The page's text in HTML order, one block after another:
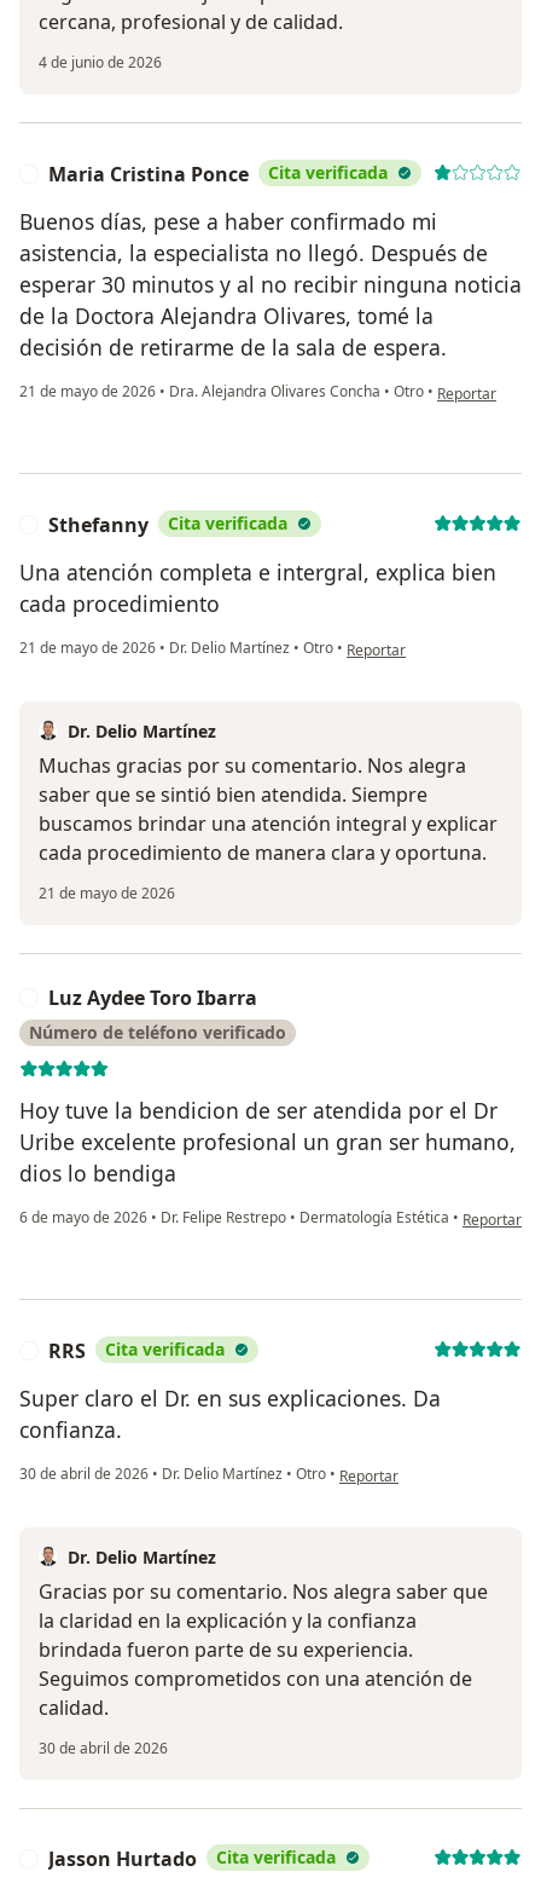
cercana, profesional y de calidad.
4 de junio de 2026
Maria Cristina Ponce Cita verificada
Buenos días, pese a haber confirmado mi
asistencia, la especialista no llegó. Después de
esperar 30 minutos y al no recibir ninguna noticia
de la Doctora Alejandra Olivares, tomé la
decisión de retirarme de la sala de espera.
21 de mayo de 2026 • Dra. Alejandra Olivares Concha • Otro • en opinión del
Reportar
Sthefanny Cita verificada
Una atención completa e intergral, explica bien
cada procedimiento
21 de mayo de 2026 • Dr. Delio Martínez • Otro • en opinión del usuario
Reportar
Dr. Delio Martínez
Muchas gracias por su comentario. Nos alegra
saber que se sintió bien atendida. Siempre
buscamos brindar una atención integral y explicar
cada procedimiento de manera clara y oportuna.
21 de mayo de 2026
Luz Aydee Toro Ibarra
Número de teléfono verificado
Hoy tuve la bendicion de ser atendida por el Dr
Uribe excelente profesional un gran ser humano,
dios lo bendiga
6 de mayo de 2026 • Dr. Felipe Restrepo • Dermatología Estética • en opinión
Reportar
RRS Cita verificada
Super claro el Dr. en sus explicaciones. Da
confianza.
30 de abril de 2026 • Dr. Delio Martínez • Otro • en opinión del usuario RRS
Reportar
Dr. Delio Martínez
Gracias por su comentario. Nos alegra saber que
la claridad en la explicación y la confianza
brindada fueron parte de su experiencia.
Seguimos comprometidos con una atención de
calidad.
30 de abril de 2026
Jasson Hurtado Cita verificada